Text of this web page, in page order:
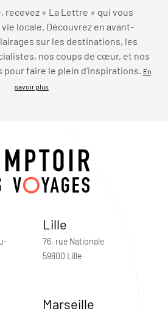
recevez « La Lettre » qui vous
locale. Découvrez en avant-
sur les destinations, les
nos coups de cœur, et nos
faire le plein d’inspirations. En
savoir plus
Lille
76, rue Nationale
59800 Lille
Marseille